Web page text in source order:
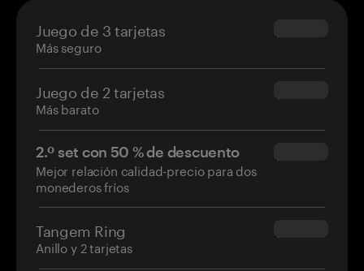
Juego de 3 tarjetas
Más seguro
$69.90
Juego de 2 tarjetas
Más barato
$54.90
2.º set con 50 % de descuento
Mejor relación calidad-precio para dos
monederos fríos
$34.95
Tangem Ring
Anillo y 2 tarjetas
$160.00